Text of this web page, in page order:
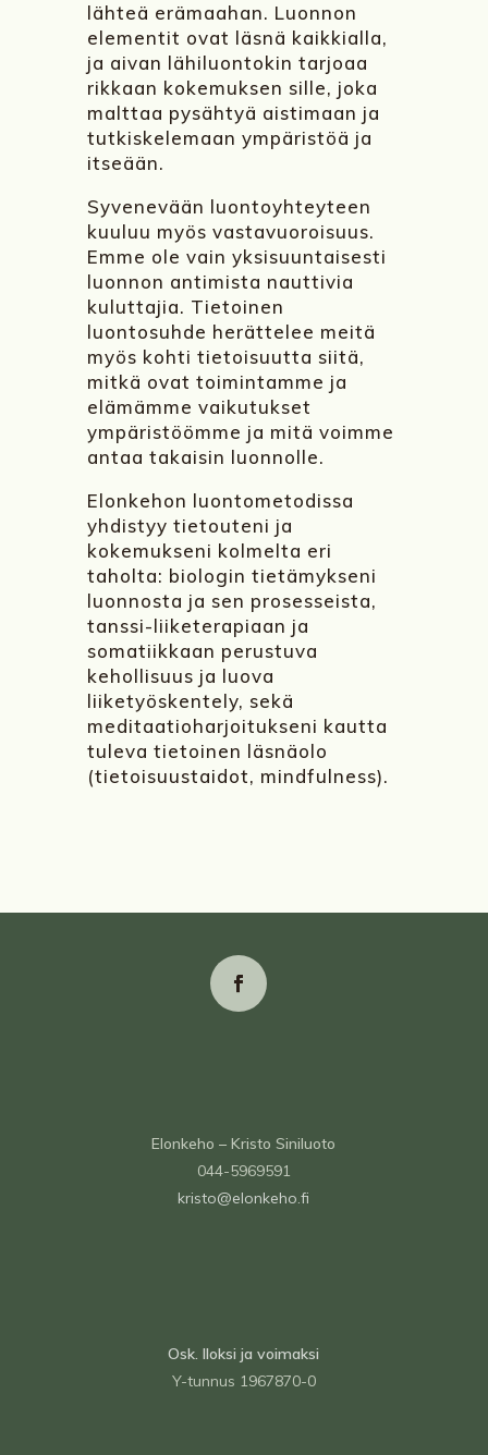
lähteä erämaahan. Luonnon
elementit ovat läsnä kaikkialla,
ja aivan lähiluontokin tarjoaa
rikkaan kokemuksen sille, joka
malttaa pysähtyä aistimaan ja
tutkiskelemaan ympäristöä ja
itseään.
Syvenevään luontoyhteyteen
kuuluu myös vastavuoroisuus.
Emme ole vain yksisuuntaisesti
luonnon antimista nauttivia
kuluttajia. Tietoinen
luontosuhde herättelee meitä
myös kohti tietoisuutta siitä,
mitkä ovat toimintamme ja
elämämme vaikutukset
ympäristöömme ja mitä voimme
antaa takaisin luonnolle.
Elonkehon luontometodissa
yhdistyy tietouteni ja
kokemukseni kolmelta eri
taholta: biologin tietämykseni
luonnosta ja sen prosesseista,
tanssi-liiketerapiaan ja
somatiikkaan perustuva
kehollisuus ja luova
liiketyöskentely, sekä
meditaatioharjoitukseni kautta
tuleva tietoinen läsnäolo
(tietoisuustaidot, mindfulness).
Elonkeho – Kristo Siniluoto
044-5969591
kristo@elonkeho.fi
Osk. Iloksi ja voimaksi
Y-tunnus 1967870-0